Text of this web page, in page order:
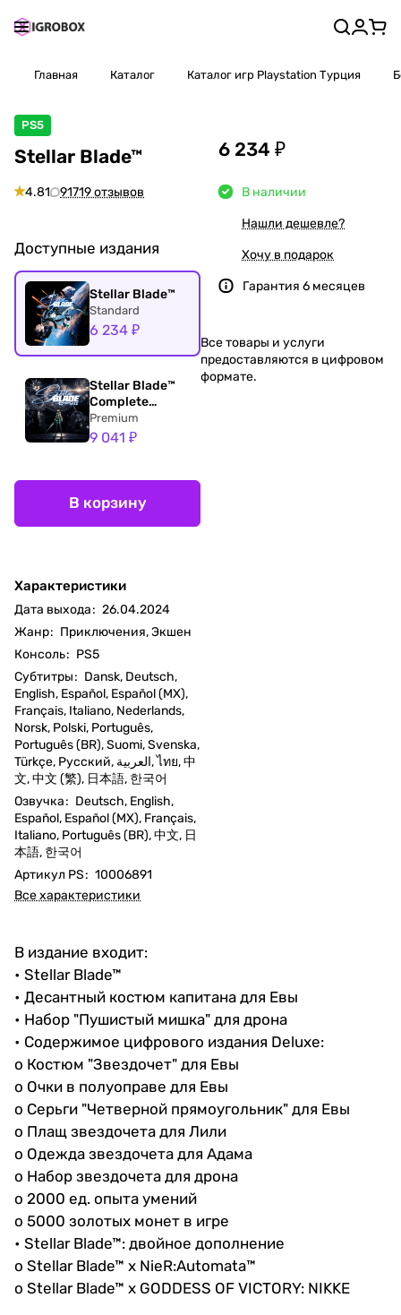
Главная Каталог Каталог игр Playstation Турция
PS5
Stellar Blade™
4.81 91719 отзывов
Доступные издания
Stellar Blade™
Standard
6 234 ₽
Stellar Blade™
Complete
Edition
Premium
9 041 ₽
В корзину
Характеристики
Дата выхода: 26.04.2024
Жанр: Приключения, Экшен
Консоль: PS5
Субтитры: Dansk, Deutsch,
English, Español, Español (MX),
Français, Italiano, Nederlands,
Norsk, Polski, Português,
Português (BR), Suomi, Svenska,
Türkçe, Русский, العربية, ไทย, 中
文, 中文 (繁), 日本語, 한국어
Озвучка: Deutsch, English,
Español, Español (MX), Français,
Italiano, Português (BR), 中文, 日
本語, 한국어
Артикул PS: 10006891
Все характеристики
6 234 ₽
В наличии
Нашли дешевле?
Хочу в подарок
Гарантия 6 месяцев
Все товары и услуги
предоставляются в цифровом
формате.
В издание входит:
• Stellar Blade™
• Десантный костюм капитана для Евы
• Набор "Пушистый мишка" для дрона
• Содержимое цифрового издания Deluxe:
o Костюм "Звездочет" для Евы
o Очки в полуоправе для Евы
o Серьги "Четверной прямоугольник" для Евы
o Плащ звездочета для Лили
o Одежда звездочета для Адама
o Набор звездочета для дрона
o 2000 ед. опыта умений
o 5000 золотых монет в игре
• Stellar Blade™: двойное дополнение
o Stellar Blade™ x NieR:Automata™
o Stellar Blade™ x GODDESS OF VICTORY: NIKKE